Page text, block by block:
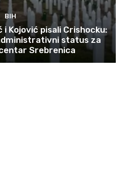
BIH
i Kojović pisali Crishocku:
status za
Srebrenica